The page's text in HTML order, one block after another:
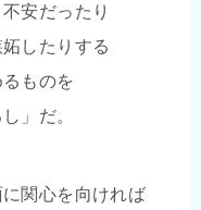
安だったり
したりする
ものを
」だ。
関心を向ければ